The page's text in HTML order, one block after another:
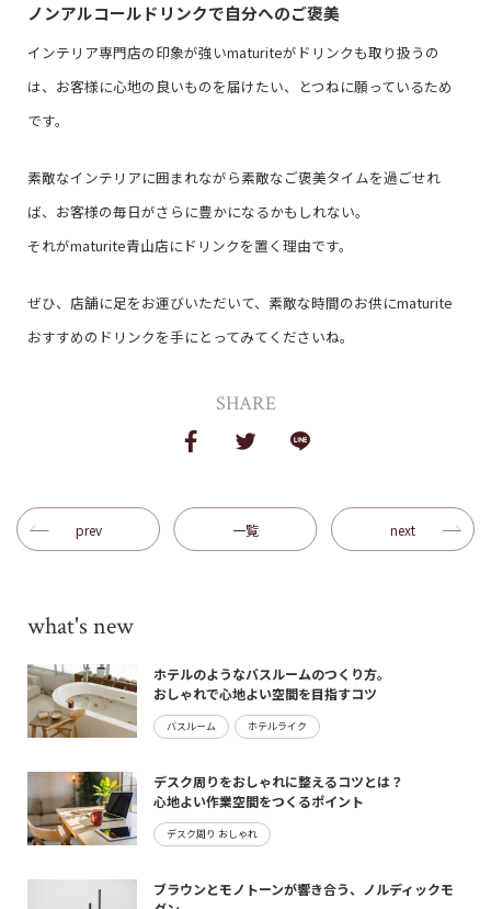
ノンアルコールドリンクで自分へのご褒美
インテリア専門店の印象が強いmaturiteがドリンクも取り扱うの
は、お客様に心地の良いものを届けたい、とつねに願っているため
です。
素敵なインテリアに囲まれながら素敵なご褒美タイムを過ごせれ
ば、お客様の毎日がさらに豊かになるかもしれない。
それがmaturite青山店にドリンクを置く理由です。
ぜひ、店舗に足をお運びいただいて、素敵な時間のお供にmaturite
おすすめのドリンクを手にとってみてくださいね。
SHARE
prev next
一覧
what's new
ホテルのようなバスルームのつくり方。
おしゃれで心地よい空間を目指すコツ
バスルーム ホテルライク
デスク周りをおしゃれに整えるコツとは？
心地よい作業空間をつくるポイント
デスク周り おしゃれ
ブラウンとモノトーンが響き合う、ノルディックモ